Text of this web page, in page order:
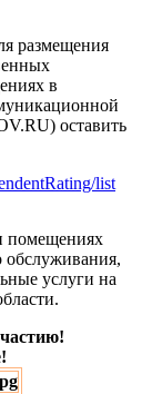
размещения
в
оставить
list
помещениях
обслуживания,
услуги на